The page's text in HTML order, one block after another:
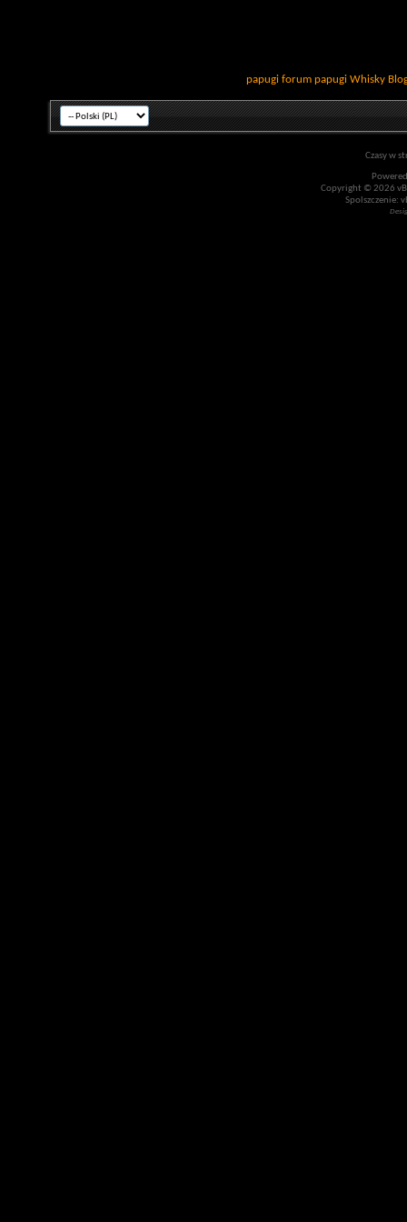
papugi forum papugi Whisky
Czasy w
Copyright © 2026
Spolszczenie: